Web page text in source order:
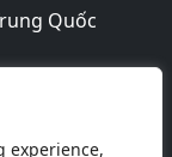
experience,
Quốc